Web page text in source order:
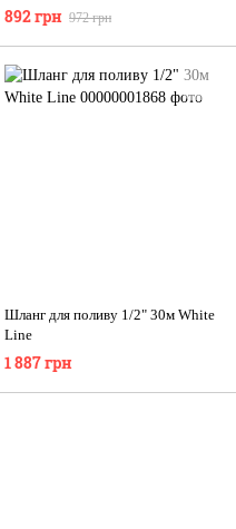
до 8 бар) — міцний садовий
шланг для дому та дачі
892 грн 972 грн
Шланг для поливу 1/2" 30м White
Line
1 887 грн